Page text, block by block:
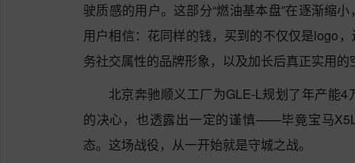
驶质感的用户。这部分“燃油基本盘”在逐渐缩
用户相信：花同样的钱，买到的不仅仅是logo
务社交属性的品牌形象，以及加长后真正实用的
北京奔驰顺义工厂为GLE-L规划了年产能
的决心，也透露出一定的谨慎——毕竟宝马
态。这场战役，从一开始就是守城之战。